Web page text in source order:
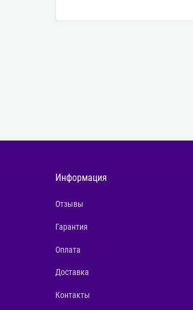
Информация
Отзывы
Гарантия
Оплата
Доставка
Контакты